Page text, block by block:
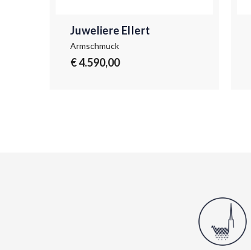
Juweliere Ellert
Armschmuck
€ 4.590,00